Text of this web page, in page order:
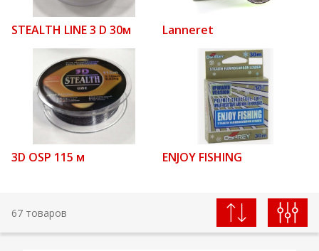
STEALTH LINE 3 D 30м Lanneret
3D OSP 115 м ENJOY FISHING
67 товаров